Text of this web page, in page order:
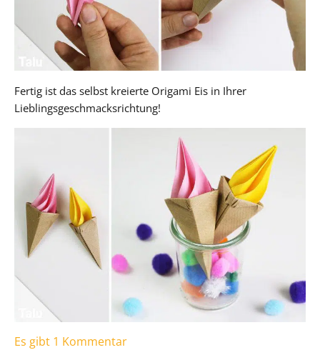
Fertig ist das selbst kreierte Origami Eis in Ihrer
Lieblingsgeschmacksrichtung!
Es gibt 1 Kommentar